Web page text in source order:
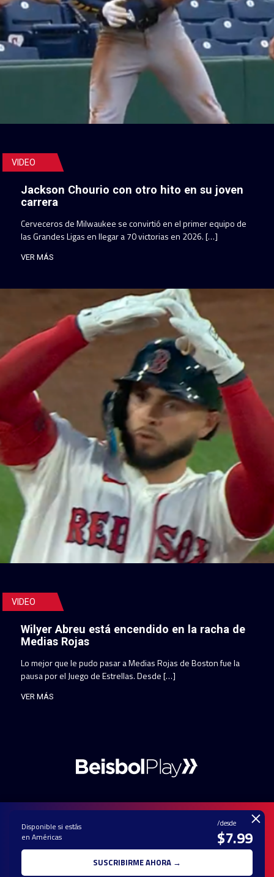
VIDEO
Jackson Chourio con otro hito en su joven
carrera
Cerveceros de Milwaukee se convirtió en el primer equipo de
las Grandes Ligas en llegar a 70 victorias en 2026. […]
VER MÁS
VIDEO
Wilyer Abreu está encendido en la racha de
Medias Rojas
Lo mejor que le pudo pasar a Medias Rojas de Boston fue la
pausa por el Juego de Estrellas. Desde […]
VER MÁS
PAUTA CON
TÉRMINOS Y
CONDICIONES
© 2025 TODOS LOS DERECHOS RESERVADOS - UNA MARCA REGISTRADA
Disponible si estás
en Américas
/desde
$7.99
SUSCRIBIRME AHORA →
×